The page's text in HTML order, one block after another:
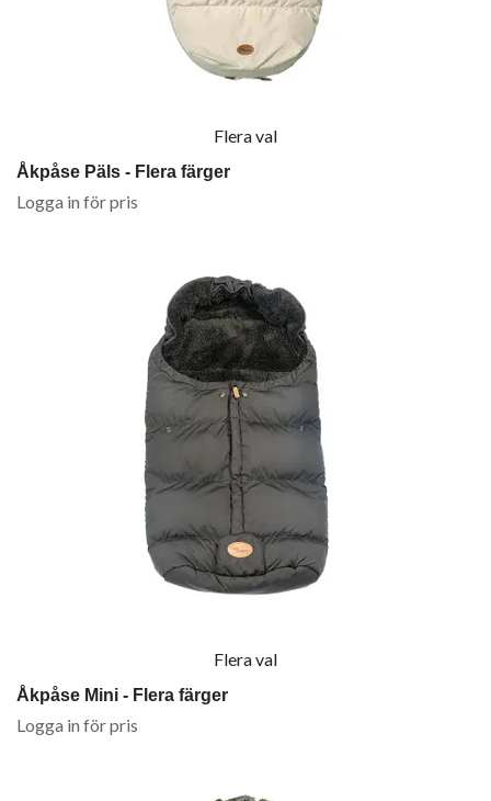
Flera val
Åkpåse Päls - Flera färger
Logga in för pris
Flera val
Åkpåse Mini - Flera färger
Logga in för pris